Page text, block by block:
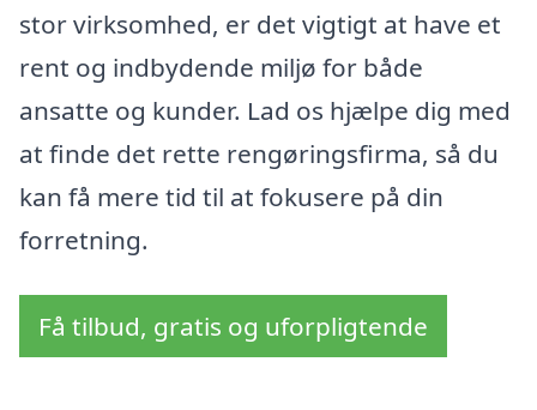
stor virksomhed, er det vigtigt at have et
rent og indbydende miljø for både
ansatte og kunder. Lad os hjælpe dig med
at finde det rette rengøringsfirma, så du
kan få mere tid til at fokusere på din
forretning.
Få tilbud, gratis og uforpligtende